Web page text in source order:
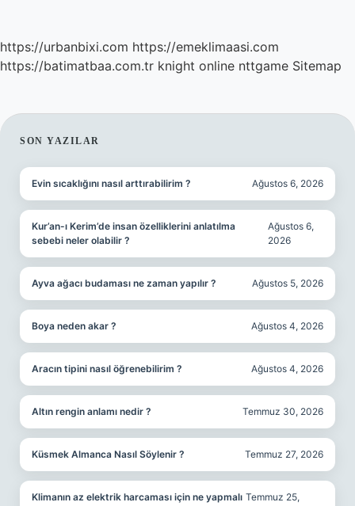
https://urbanbixi.com https://emeklimaasi.com
https://batimatbaa.com.tr knight online nttgame Sitemap
SIDEBAR
SON YAZILAR
Evin sıcaklığını nasıl arttırabilirim ? Ağustos 6, 2026
Kur’an-ı Kerim’de insan özelliklerini anlatılma
sebebi neler olabilir ?
Ağustos 6,
2026
Ayva ağacı budaması ne zaman yapılır ? Ağustos 5, 2026
Boya neden akar ? Ağustos 4, 2026
Aracın tipini nasıl öğrenebilirim ? Ağustos 4, 2026
Altın rengin anlamı nedir ? Temmuz 30, 2026
Küsmek Almanca Nasıl Söylenir ? Temmuz 27, 2026
Klimanın az elektrik harcaması için ne yapmalı Temmuz 25,